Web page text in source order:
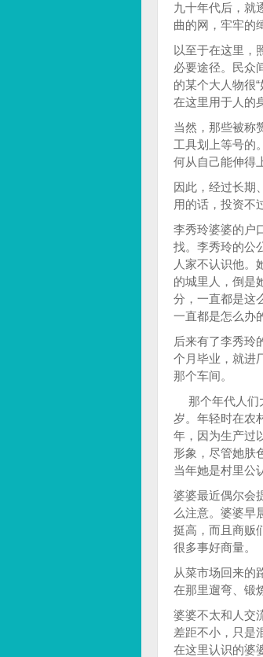
九十年代后，就
曲的网，牢牢的
以至于在这里，
必要途径。民众
的某个大人物很
在这里用于人的
当然，那些被称
工具划上等号的
何从自己能伸得
因此，经过长期
用的话，投资不
李秀玲婆婆的户
找。李秀玲的公
人家不认识他。
的城里人，倒是
分，一直都是这
一直都是怎么办
后来有了李秀玲
个月毕业，就进
那个车间。
那个年代人们
岁。年轻时在农
年，因为生产过
形象，尽管她肤
当年她是村里公
婆婆最近偶尔会
么注意。婆婆早
挺高，而且商贩
很多事好商量。
从菜市场回来的
在那里遛弯、锻
婆婆不太和人交
差距不小，只是
在这里认识的婆